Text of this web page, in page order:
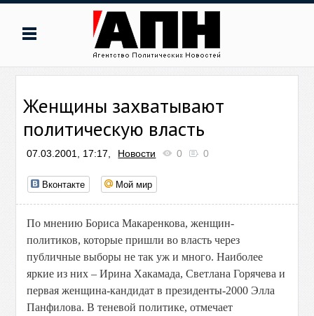
Женщины захватывают
политическую власть
07.03.2001, 17:17, Новости 0 0
Вконтакте Мой мир
По мнению Бориса Макаренкова, женщин-
политиков, которые пришли во власть через
публичные выборы не так уж и много. Наиболее
яркие из них – Ирина Хакамада, Светлана Горячева и
первая женщина-кандидат в президенты-2000 Элла
Панфилова. В теневой политике, отмечает